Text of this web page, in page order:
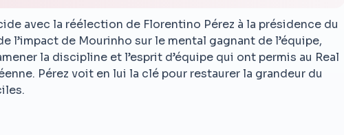
avec la réélection de Florentino Pérez à la présidence du
l’impact de Mourinho sur le mental gagnant de l’équipe,
la discipline et l’esprit d’équipe qui ont permis au Real
Pérez voit en lui la clé pour restaurer la grandeur du